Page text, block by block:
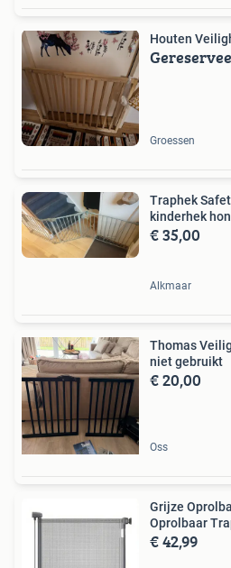
Houten
Groessen
Traphek
kinderhek
€ 35,00
Alkmaar
Thomas
niet gebruikt
€ 20,00
Oss
Grijze
Oprolbaar
€ 42,99